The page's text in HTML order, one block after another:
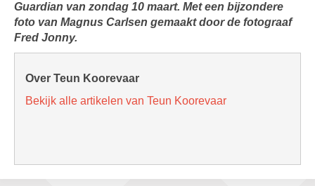
Guardian van zondag 10 maart. Met een bijzondere
foto van Magnus Carlsen gemaakt door de fotograaf
Fred Jonny.
Over Teun Koorevaar
Bekijk alle artikelen van Teun Koorevaar